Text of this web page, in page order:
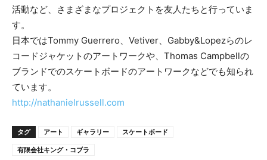
活動など、さまざまなプロジェクトを友人たちと行っていま
す。
日本ではTommy Guerrero、Vetiver、Gabby&Lopezらのレ
コードジャケットのアートワークや、Thomas Campbellの
ブランドでのスケートボードのアートワークなどでも知られ
ています。
http://nathanielrussell.com
タグ アート ギャラリー
スケートボード
有限会社キング・コブラ